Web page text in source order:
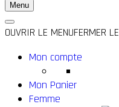
Menu
OUVRIR LE MENUFERMER
Mon compte
Mon Panier
Femme